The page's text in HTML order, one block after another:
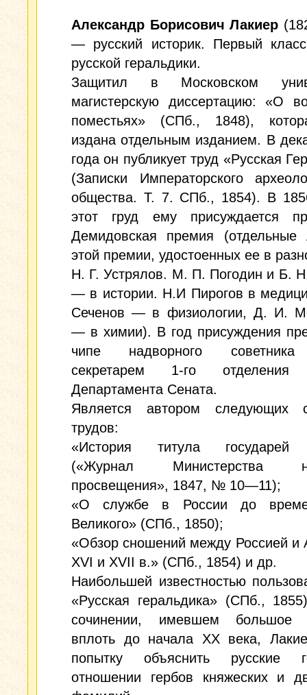
Александр Борисович Лакиер
— русский историк. Первый
русской геральдики.
Защитил в Московском
магистерскую диссертацию: «О
поместьях» (СПб., 1848),
издана отдельным изданием. В
года он публикует труд «Русская
(Записки Императорского
общества. Т. 7. СПб., 1854). В
этот груд ему присуждается
Демидовская премия (отдельные
этой премии, удостоенных ее в
Н. Г. Устрялов. М. П. Погодин и Б.
— в истории. Н.И Пирогов в
Сеченов — в физиологии, Д. И.
— в химии). В год присуждения
чипе надворного
секретарем 1-го
Департамента Сената.
Является автором следующих
трудов:
«История титула государей
(«Журнал Министерства
просвещения», 1847, № 10—11);
«О службе в России до
Великого» (СПб., 1850);
«Обзор сношений между Россией и
XVI и XVII в.» (СПб., 1854) и др.
Наибольшей известностью
«Русская геральдика» (СПб.,
сочинении, имевшем большое
вплоть до начала XX века,
попытку объяснить русские
отношении гербов княжеских и